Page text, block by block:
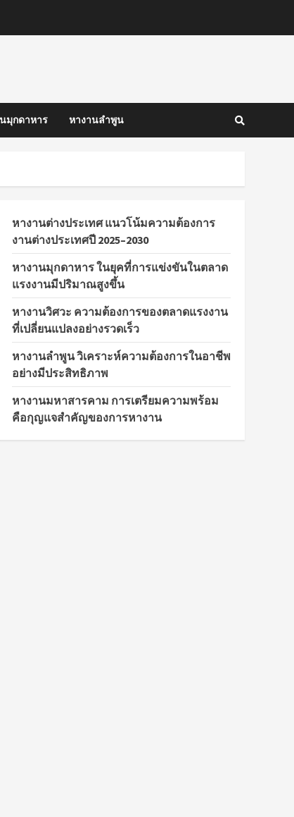
มุกดาหาร หางานลำพูน
หางานต่างประเทศ แนวโน้มความต้องการ
งานต่างประเทศปี 2025–2030
หางานมุกดาหาร ในยุคที่การแข่งขันในตลาด
แรงงานมีปริมาณสูงขึ้น
หางานวิศวะ ความต้องการของตลาดแรงงาน
ที่เปลี่ยนแปลงอย่างรวดเร็ว
หางานลำพูน วิเคราะห์ความต้องการในอาชีพ
อย่างมีประสิทธิภาพ
หางานมหาสารคาม การเตรียมความพร้อม
คือกุญแจสำคัญของการหางาน